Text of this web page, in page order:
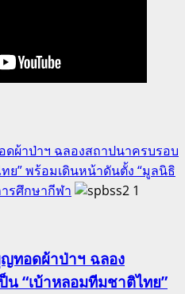
ผ้าป่าฯ ฉลองสถาปนาครบรอบ
ย” พร้อมเดินหน้าดันตั้ง “มูลนิธิ
รศึกษากีฬา
1
ทอดผ้าป่าฯ ฉลอง
“เบ้าหลอมทีมชาติไทย”